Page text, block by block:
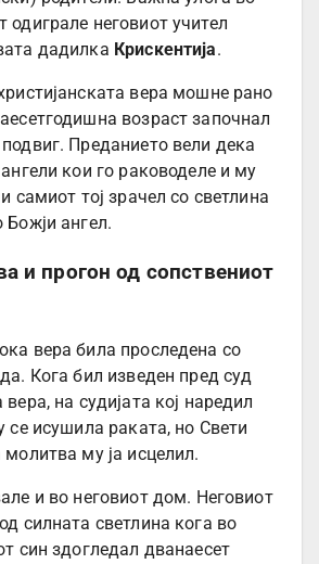
одиграле неговиот учител
дадилка Крискентија.
вера мошне рано
возраст започнал
Преданието вели дека
кои го раководеле и му
самиот тој зрачел со светлина
Божји ангел.
и прогон од сопствениот
вера била проследена со
Кога бил изведен пред суд
вера, на судијата кој наредил
се исушила раката, но Свети
молитва му ја исцелил.
и во неговиот дом. Неговиот
силната светлина кога во
син здогледал дванаесет